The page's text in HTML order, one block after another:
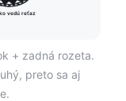
vedú reťaz
+ zadná rozeta.
preto sa aj